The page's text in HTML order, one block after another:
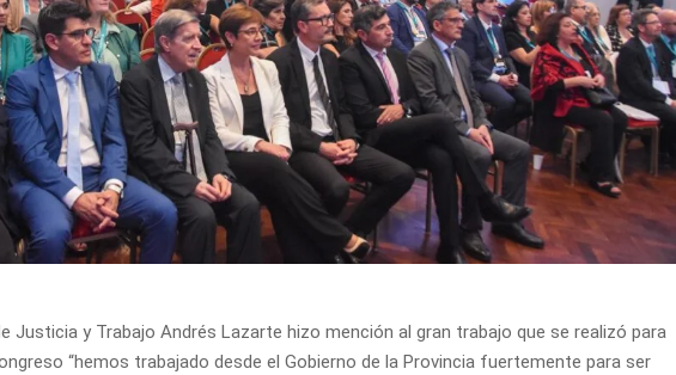
Justicia y Trabajo Andrés Lazarte hizo mención al gran trabajo que se realizó para
“hemos trabajado desde el Gobierno de la Provincia fuertemente para ser